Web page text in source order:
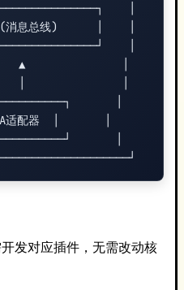
│
消息总线)      │    │
│
▲               │
│
适配器  │       │
│
开发对应插件，无需改动核